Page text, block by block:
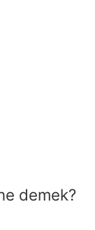
demek?